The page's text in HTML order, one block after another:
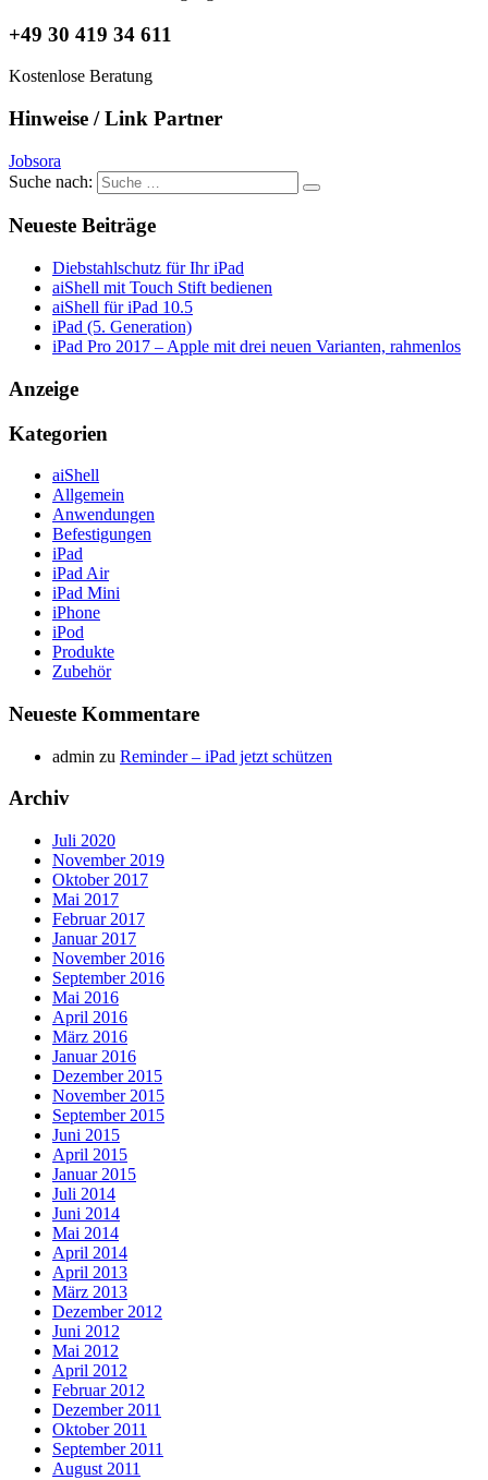
+49 30 419 34 611
Kostenlose Beratung
Hinweise / Link Partner
Jobsora
Suche nach:
Neueste Beiträge
Diebstahlschutz für Ihr iPad
aiShell mit Touch Stift bedienen
aiShell für iPad 10.5
iPad (5. Generation)
iPad Pro 2017 – Apple mit drei neuen Varianten, rahmenlos
Anzeige
Kategorien
aiShell
Allgemein
Anwendungen
Befestigungen
iPad
iPad Air
iPad Mini
iPhone
iPod
Produkte
Zubehör
Neueste Kommentare
admin zu Reminder – iPad jetzt schützen
Archiv
Juli 2020
November 2019
Oktober 2017
Mai 2017
Februar 2017
Januar 2017
November 2016
September 2016
Mai 2016
April 2016
März 2016
Januar 2016
Dezember 2015
November 2015
September 2015
Juni 2015
April 2015
Januar 2015
Juli 2014
Juni 2014
Mai 2014
April 2014
April 2013
März 2013
Dezember 2012
Juni 2012
Mai 2012
April 2012
Februar 2012
Dezember 2011
Oktober 2011
September 2011
August 2011